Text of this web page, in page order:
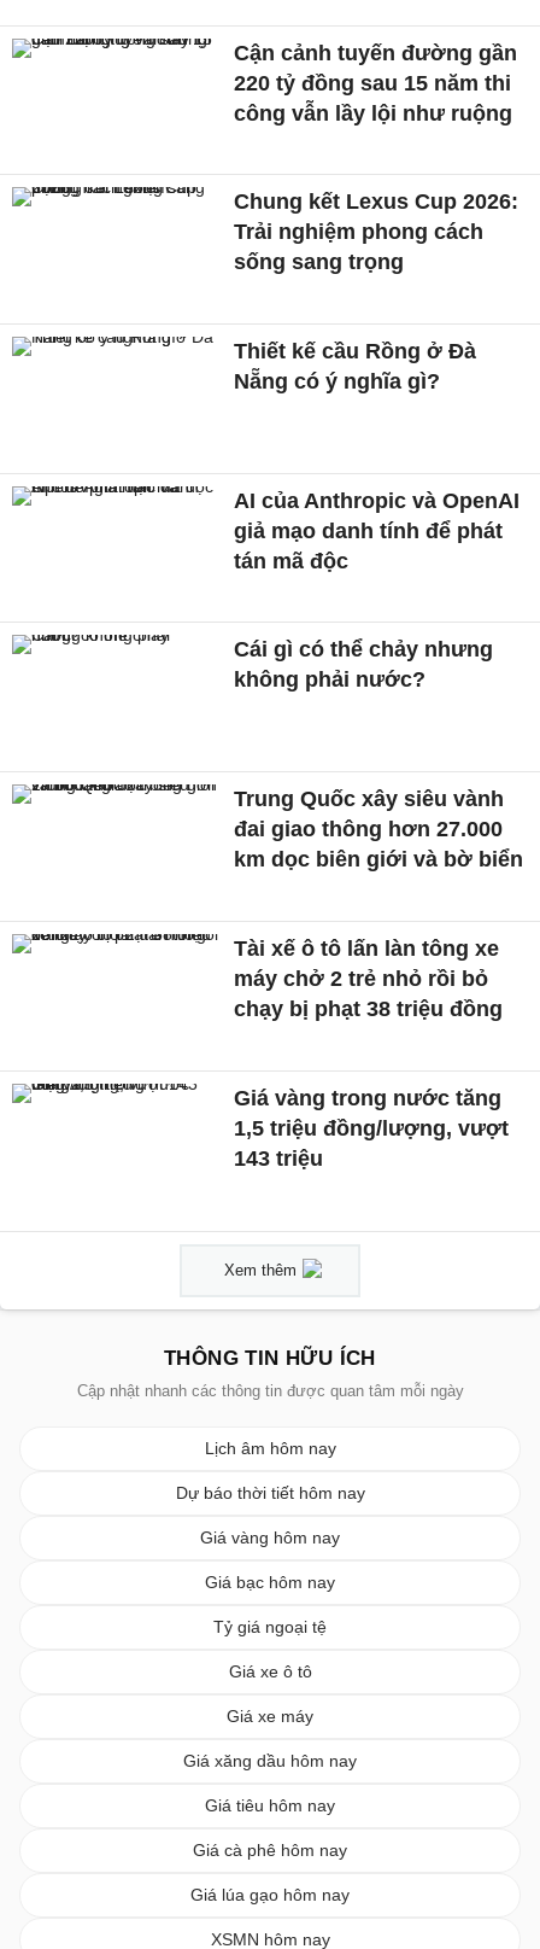
Cận cảnh tuyến đường gần
220 tỷ đồng sau 15 năm thi
công vẫn lầy lội như ruộng
Chung kết Lexus Cup 2026:
Trải nghiệm phong cách
sống sang trọng
Thiết kế cầu Rồng ở Đà
Nẵng có ý nghĩa gì?
AI của Anthropic và OpenAI
giả mạo danh tính để phát
tán mã độc
Cái gì có thể chảy nhưng
không phải nước?
Trung Quốc xây siêu vành
đai giao thông hơn 27.000
km dọc biên giới và bờ biển
Tài xế ô tô lấn làn tông xe
máy chở 2 trẻ nhỏ rồi bỏ
chạy bị phạt 38 triệu đồng
Giá vàng trong nước tăng
1,5 triệu đồng/lượng, vượt
143 triệu
Xem thêm
THÔNG TIN HỮU ÍCH
Cập nhật nhanh các thông tin được quan tâm mỗi ngày
Lịch âm hôm nay
Dự báo thời tiết hôm nay
Giá vàng hôm nay
Giá bạc hôm nay
Tỷ giá ngoại tệ
Giá xe ô tô
Giá xe máy
Giá xăng dầu hôm nay
Giá tiêu hôm nay
Giá cà phê hôm nay
Giá lúa gạo hôm nay
XSMN hôm nay